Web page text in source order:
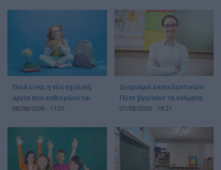
Ποιά είναι η νέα σχολική
αργία που καθιερώνεται
08/08/2026 - 11:01
Διορισμοί εκπαιδευτικών:
Πότε βγαίνουν τα ονόματα
07/08/2026 - 19:21